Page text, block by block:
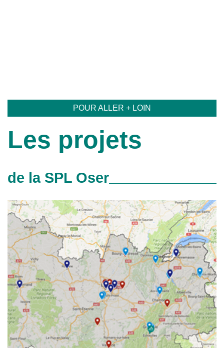
POUR ALLER + LOIN
Les projets
de la SPL Oser